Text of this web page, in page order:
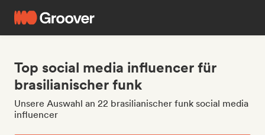
Top social media influencer für
brasilianischer funk
Unsere Auswahl an 22 brasilianischer funk social media
influencer